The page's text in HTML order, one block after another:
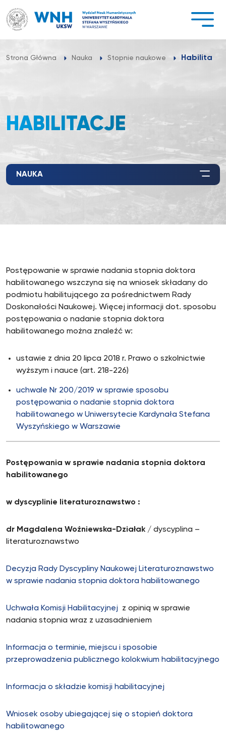
do
treści
Strona Główna Nauka Stopnie naukowe Habilitacje
HABILITACJE
NAUKA
Postępowanie w sprawie nadania stopnia doktora
habilitowanego wszczyna się na wniosek składany do
podmiotu habilitującego za pośrednictwem Rady
Doskonałości Naukowej. Więcej informacji dot. sposobu
postępowania o nadanie stopnia doktora
habilitowanego można znaleźć w:
ustawie z dnia 20 lipca 2018 r. Prawo o szkolnictwie
wyższym i nauce (art. 218-226)
uchwale Nr 200/2019 w sprawie sposobu
postępowania o nadanie stopnia doktora
habilitowanego w Uniwersytecie Kardynała Stefana
Wyszyńskiego w Warszawie
Postępowania w sprawie nadania stopnia doktora
habilitowanego
w dyscyplinie literaturoznawstwo :
dr Magdalena Woźniewska-Działak / dyscyplina –
literaturoznawstwo
Decyzja Rady Dyscypliny Naukowej Literaturoznawstwo
w sprawie nadania stopnia doktora habilitowanego
Uchwała Komisji Habilitacyjnej z opinią w sprawie
nadania stopnia wraz z uzasadnieniem
Informacja o terminie, miejscu i sposobie
przeprowadzenia publicznego kolokwium habilitacyjnego
Informacja o składzie komisji habilitacyjnej
Wniosek osoby ubiegającej się o stopień doktora
habilitowanego